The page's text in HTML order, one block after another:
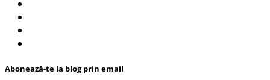
Abonează-te la blog prin email